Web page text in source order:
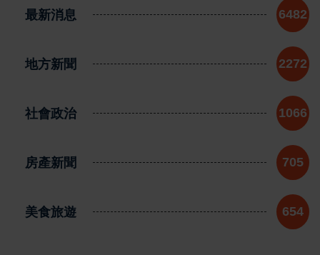
最新消息 6482
地方新聞 2272
社會政治 1066
房產新聞 705
美食旅遊 654